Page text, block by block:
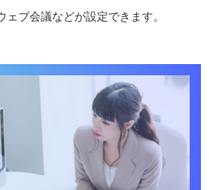
ェブ会議などが設定できます。